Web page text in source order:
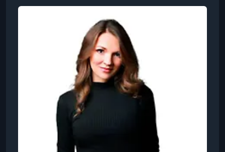
торговли, научились анализировать рынок и
превращать идеи в доходные кейсы.